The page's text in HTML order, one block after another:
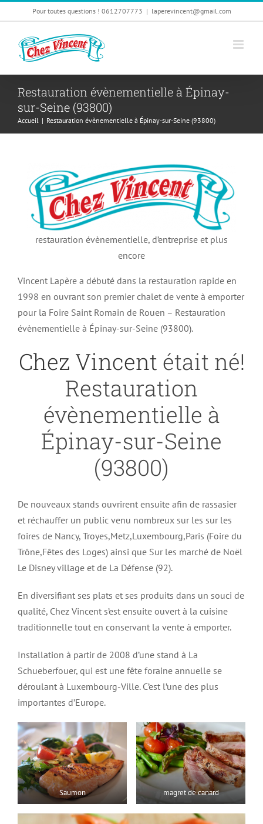
au
contenu
Pour toutes questions ! 0612707773 | laperevincent@gmail.com
Restauration évènementielle à Épinay-
sur-Seine (93800)
Accueil | Restauration évènementielle à Épinay-sur-Seine (93800)
restauration évènementielle, d’entreprise et plus
encore
Vincent Lapère a débuté dans la restauration rapide en
1998 en ouvrant son premier chalet de vente à emporter
pour la Foire Saint Romain de Rouen – Restauration
évènementielle à Épinay-sur-Seine (93800).
Chez Vincent était né!
Restauration
évènementielle à
Épinay-sur-Seine
(93800)
De nouveaux stands ouvrirent ensuite afin de rassasier
et réchauffer un public venu nombreux sur les sur les
foires de Nancy, Troyes,Metz,Luxembourg,Paris (Foire du
Trône,Fêtes des Loges) ainsi que Sur les marché de Noël
Le Disney village et de La Défense (92).
En diversifiant ses plats et ses produits dans un souci de
qualité, Chez Vincent s’est ensuite ouvert à la cuisine
traditionnelle tout en conservant la vente à emporter.
Installation à partir de 2008 d’une stand à La
Schueberfouer, qui est une fête foraine annuelle se
déroulant à Luxembourg-Ville. C’est l’une des plus
importantes d’Europe.
Saumon magret de canard